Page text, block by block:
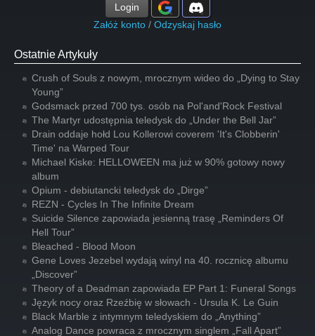
Login
Załóż konto / Odzyskaj hasło
Ostatnie Artykuły
Crush of Souls z nowym, mrocznym wideo do „Dying to Stay
Young”
Godsmack przed 700 tys. osób na Pol'and'Rock Festival
The Martyr udostępnia teledysk do „Under the Bell Jar”
Drain oddaje hołd Lou Kollerowi coverem 'It's Clobberin'
Time' na Warped Tour
Michael Kiske: HELLOWEEN ma już w 90% gotowy nowy
album
Opium - debiutancki teledysk do „Dirge”
REZN - Cycles In The Infinite Dream
Suicide Silence zapowiada jesienną trasę „Reminders Of
Hell Tour”
Bleached - Blood Moon
Gene Loves Jezebel wydają winyl na 40. rocznicę albumu
„Discover”
Theory of a Deadman zapowiada EP Part 1: Funeral Songs
Język nocy oraz Rzeźbię w słowach - Ursula K. Le Guin
Black Marble z intymnym teledyskiem do „Anything”
Analog Dance powraca z mrocznym singlem „Fall Apart”